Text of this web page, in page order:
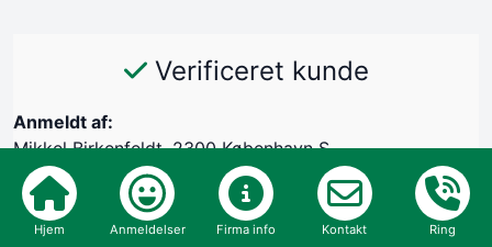
Verificeret kunde
Anmeldt af:
Mikkel Birkenfeldt, 2300 København S
05/01-2026
Kommunikation
Hjem Anmeldelser Firma info Kontakt Ring